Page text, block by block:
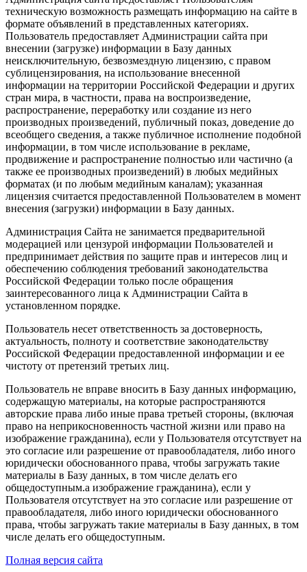
техническую возможность размещать информацию на сайте в
формате объявлений в представленных категориях.
Пользователь предоставляет Администрации сайта при
внесении (загрузке) информации в Базу данных
неисключительную, безвозмездную лицензию, с правом
сублицензирования, на использование внесенной
информации на территории Российской Федерации и других
стран мира, в частности, права на воспроизведение,
распространение, переработку или создание из него
производных произведений, публичный показ, доведение до
всеобщего сведения, а также публичное исполнение подобной
информации, в том числе использование в рекламе,
продвижение и распространение полностью или частично (а
также ее производных произведений) в любых медийных
форматах (и по любым медийным каналам); указанная
лицензия считается предоставленной Пользователем в момент
внесения (загрузки) информации в Базу данных.
Администрация Сайта не занимается предварительной
модерацией или цензурой информации Пользователей и
предпринимает действия по защите прав и интересов лиц и
обеспечению соблюдения требований законодательства
Российской Федерации только после обращения
заинтересованного лица к Администрации Сайта в
установленном порядке.
Пользователь несет ответственность за достоверность,
актуальность, полноту и соответствие законодательству
Российской Федерации предоставленной информации и ее
чистоту от претензий третьих лиц.
Пользователь не вправе вносить в Базу данных информацию,
содержащую материалы, на которые распространяются
авторские права либо иные права третьей стороны, (включая
право на неприкосновенность частной жизни или право на
изображение гражданина), если у Пользователя отсутствует на
это согласие или разрешение от правообладателя, либо иного
юридически обоснованного права, чтобы загружать такие
материалы в Базу данных, в том числе делать его
общедоступным.а изображение гражданина), если у
Пользователя отсутствует на это согласие или разрешение от
правообладателя, либо иного юридически обоснованного
права, чтобы загружать такие материалы в Базу данных, в том
числе делать его общедоступным.
Полная версия сайта